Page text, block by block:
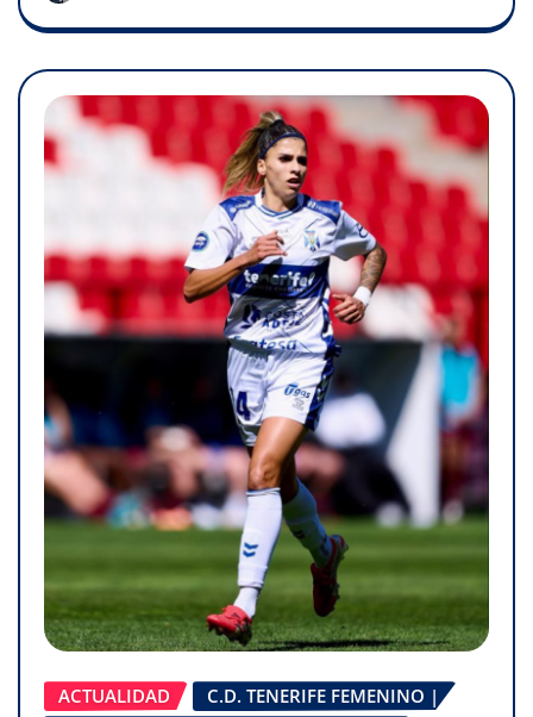
ACTUALIDAD
C.D. TENERIFE FEMENINO |